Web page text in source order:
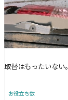
取替はもったいない。
お役立ち数